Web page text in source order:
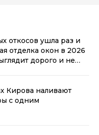
откосов ушла раз и
отделка окон в 2026
дорого и не
Кирова наливают
с одним